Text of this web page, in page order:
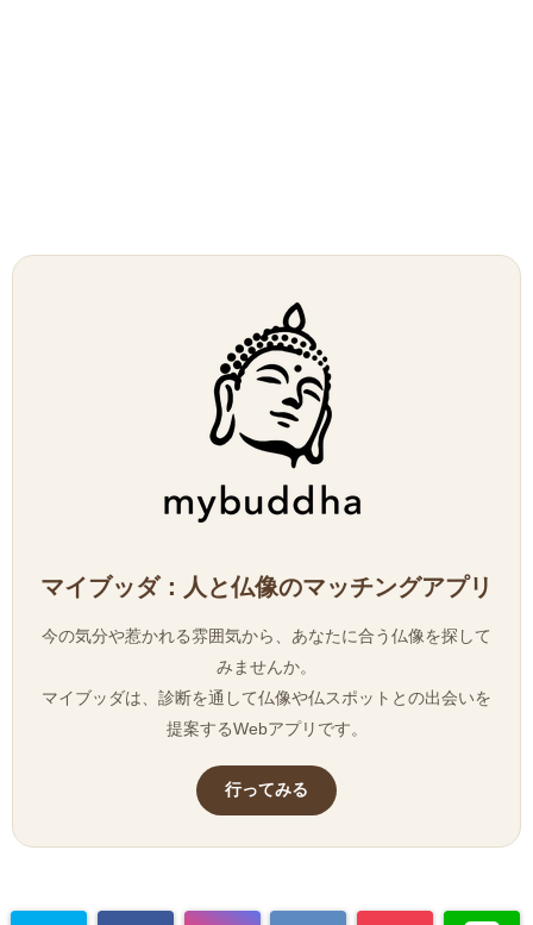
マイブッダ：人と仏像のマッチングアプリ
今の気分や惹かれる雰囲気から、あなたに合う仏像を探して
みませんか。
マイブッダは、診断を通して仏像や仏スポットとの出会いを
提案するWebアプリです。
行ってみる